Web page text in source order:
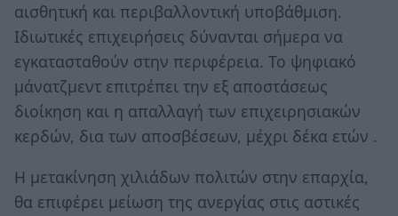
αισθητική και περιβαλλοντική υποβάθμιση.
Ιδιωτικές επιχειρήσεις δύνανται σήμερα να
εγκατασταθούν στην περιφέρεια. Το ψηφιακό
μάνατζμεντ επιτρέπει την εξ αποστάσεως
διοίκηση και η απαλλαγή των επιχειρησιακών
κερδών, δια των αποσβέσεων, μέχρι δέκα ετών .
Η μετακίνηση χιλιάδων πολιτών στην επαρχία,
θα επιφέρει μείωση της ανεργίας στις αστικές